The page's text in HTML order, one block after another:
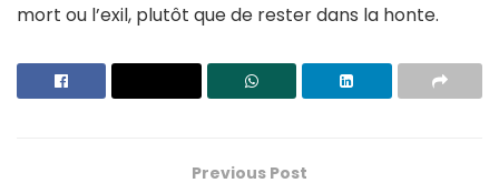
mort ou l’exil, plutôt que de rester dans la honte.
Previous Post